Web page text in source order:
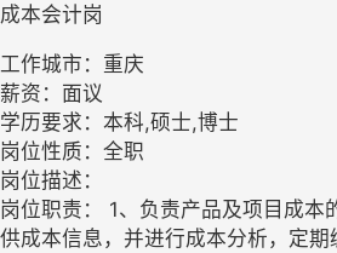
成本会计岗
工作城市：重庆
薪资：面议
学历要求：本科,硕士,博士
岗位性质：全职
岗位描述：
岗位职责： 1、负责产品及项目成本
供成本信息，并进行成本分析，定